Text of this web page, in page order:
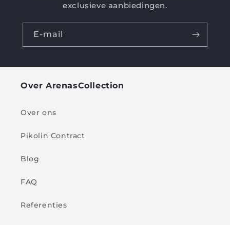
exclusieve aanbiedingen.
E-mail
Over ArenasCollection
Over ons
Pikolin Contract
Blog
FAQ
Referenties